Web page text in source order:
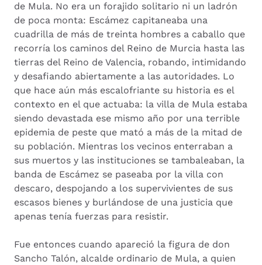
de Mula. No era un forajido solitario ni un ladrón
de poca monta: Escámez capitaneaba una
cuadrilla de más de treinta hombres a caballo que
recorría los caminos del Reino de Murcia hasta las
tierras del Reino de Valencia, robando, intimidando
y desafiando abiertamente a las autoridades. Lo
que hace aún más escalofriante su historia es el
contexto en el que actuaba: la villa de Mula estaba
siendo devastada ese mismo año por una terrible
epidemia de peste que mató a más de la mitad de
su población. Mientras los vecinos enterraban a
sus muertos y las instituciones se tambaleaban, la
banda de Escámez se paseaba por la villa con
descaro, despojando a los supervivientes de sus
escasos bienes y burlándose de una justicia que
apenas tenía fuerzas para resistir.
Fue entonces cuando apareció la figura de don
Sancho Talón, alcalde ordinario de Mula, a quien